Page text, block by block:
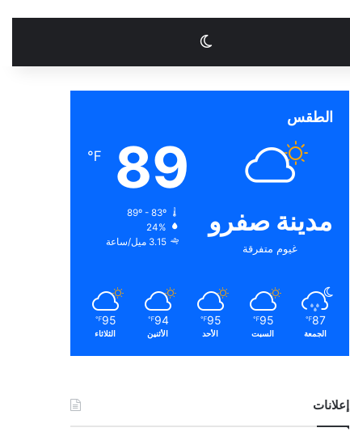
الوضع المظلم
الطقس
مدينة صفرو
غيوم متفرقة
89
℉
89º - 83º
24%
3.15 ميل/ساعة
87
℉
الجمعة
95
℉
السبت
95
℉
الأحد
94
℉
الأثنين
95
℉
الثلاثاء
إعلانات